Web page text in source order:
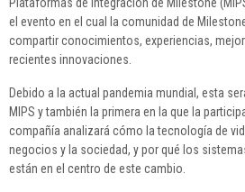
el evento en el cual la comunidad de
compartir conocimientos, experiencias,
recientes innovaciones.
Debido a la actual pandemia mundial, esta
MIPS y también la primera en la que la
compañía analizará cómo la tecnología de
negocios y la sociedad, y por qué los
están en el centro de este cambio.